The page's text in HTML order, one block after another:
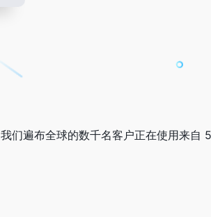
我们遍布全球的数千名客户正在使用来自